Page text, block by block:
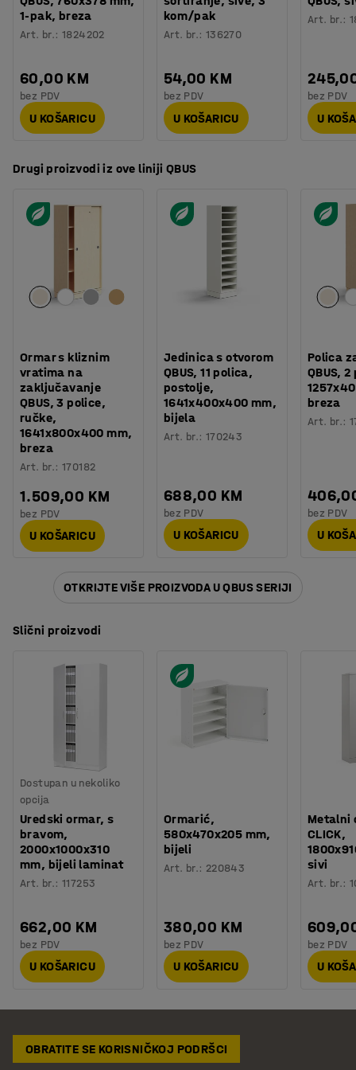
dizajna.
Ručke su obojane praškastom tehnikom. Bojanje
koja je savršena za namještaj koji se koristi svaki dan.
Želite više prostora za spremanje? Namještaj QBUS je
izrađen tako da odgovara ostalom namještaju, a
izgraditi svoj prostor za spremanje. Sve kako bi vam
1-pak, breza
Art. br.:1824202
60,00 KM
bez PDV
U KOŠARICU
kom/pak
Art. br.: 136270
54,00 KM
bez PDV
U KOŠARICU
Art. br.:
bez PDV
U
Drugi proizvodi iz ove liniji QBUS
Ormar s kliznim
vratima na
zaključavanje
QBUS, 3 police,
ručke,
1641x800x400 mm,
breza
Art. br.:170182
1.509,00 KM
bez PDV
U KOŠARICU
Jedinica s otvorom
QBUS, 11 polica,
postolje,
1641x400x400 mm,
bijela
Art. br.: 170243
688,00 KM
bez PDV
U KOŠARICU
Polica
QBUS,
breza
Art. br.:
bez PDV
U
OTKRIJTE VIŠE PROIZVODA U QBUS SERIJI
Slični proizvodi
Dostupan u nekoliko
opcija
Uredski ormar, s
bravom,
2000x1000x310
mm, bijeli laminat
Art. br.:117253
662,00 KM
bez PDV
U KOŠARICU
Ormarić,
580x470x205 mm,
bijeli
Art. br.: 220843
380,00 KM
bez PDV
U KOŠARICU
Metalni
CLICK,
sivi
Art. br.:
bez PDV
U
OBRATITE SE KORISNIČKOJ PODRŠCI